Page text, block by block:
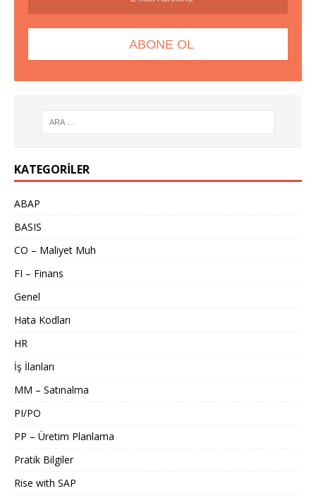
KATEGORILER
ABAP
BASIS
CO – Maliyet Muh
FI – Finans
Genel
Hata Kodları
HR
İş İlanları
MM – Satınalma
PI/PO
PP – Üretim Planlama
Pratik Bilgiler
Rise with SAP